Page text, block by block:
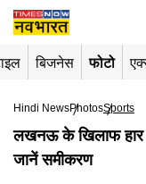
बिजनेस फोटो
Hindi NewsPhotosSports
लखनऊ के खिलाफ
जानें समीकरण